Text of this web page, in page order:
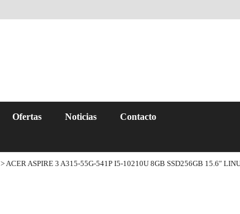
Ofertas Noticias Contacto
> ACER ASPIRE 3 A315-55G-541P I5-10210U 8GB SSD256GB 15.6″